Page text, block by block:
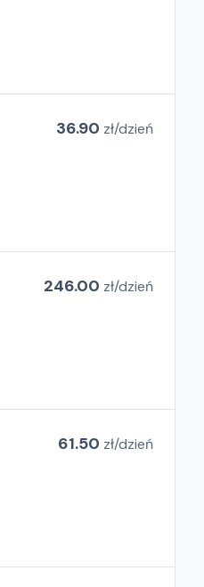
36.90 zł/dzień
246.00 zł/dzień
61.50 zł/dzień